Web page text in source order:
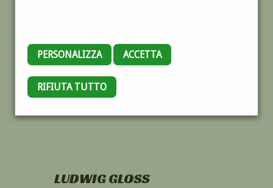
PERSONALIZZA ACCETTA
RIFIUTA TUTTO
LUDWIG GLOSS